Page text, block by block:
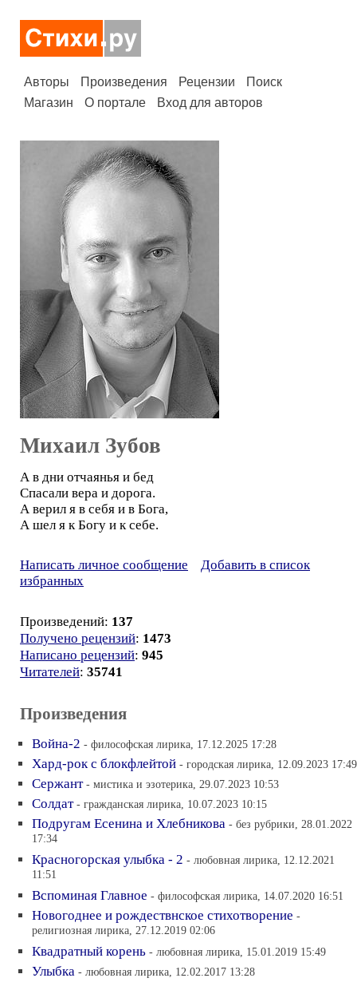
Авторы Произведения Рецензии
Поиск
Магазин
О портале Вход для авторов
Михаил Зубов
А в дни отчаянья и бед
Спасали вера и дорога.
А верил я в себя и в Бога,
А шел я к Богу и к себе.
Написать личное сообщение
Добавить в список
избранных
Произведений: 137
Получено рецензий: 1473
Написано рецензий: 945
Читателей: 35741
Произведения
Война-2 - философская лирика, 17.12.2025 17:28
Хард-рок с блокфлейтой - городская лирика, 12.09.2023 17:49
Сержант - мистика и эзотерика, 29.07.2023 10:53
Солдат - гражданская лирика, 10.07.2023 10:15
Подругам Есенина и Хлебникова - без рубрики, 28.01.2022
17:34
Красногорская улыбка - 2 - любовная лирика, 12.12.2021
11:51
Вспоминая Главное - философская лирика, 14.07.2020 16:51
Новогоднее и рождествнское стихотворение -
религиозная лирика, 27.12.2019 02:06
Квадратный корень - любовная лирика, 15.01.2019 15:49
Улыбка - любовная лирика, 12.02.2017 13:28